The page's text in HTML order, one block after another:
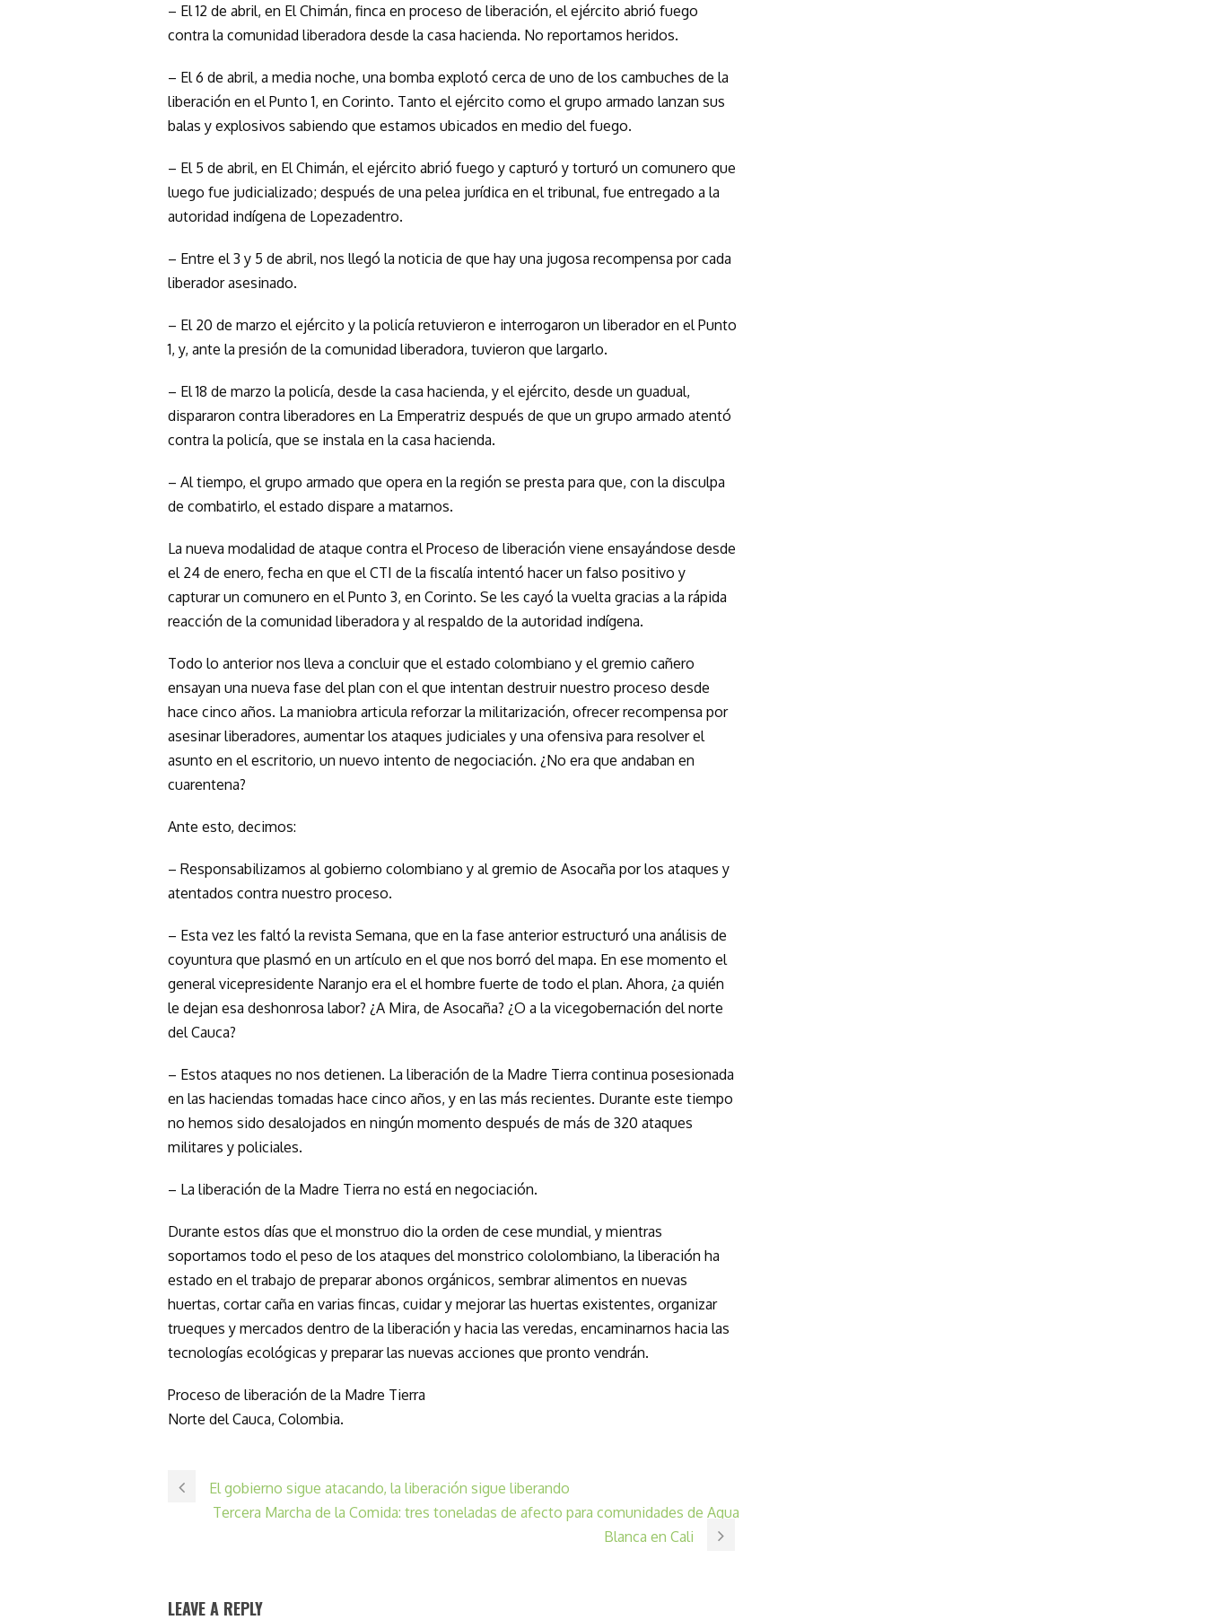
– El 12 de abril, en El Chimán, finca en proceso de liberación, el ejército abrió fuego
contra la comunidad liberadora desde la casa hacienda. No reportamos heridos.
– El 6 de abril, a media noche, una bomba explotó cerca de uno de los cambuches de la
liberación en el Punto 1, en Corinto. Tanto el ejército como el grupo armado lanzan sus
balas y explosivos sabiendo que estamos ubicados en medio del fuego.
– El 5 de abril, en El Chimán, el ejército abrió fuego y capturó y torturó un comunero que
luego fue judicializado; después de una pelea jurídica en el tribunal, fue entregado a la
autoridad indígena de Lopezadentro.
– Entre el 3 y 5 de abril, nos llegó la noticia de que hay una jugosa recompensa por cada
liberador asesinado.
– El 20 de marzo el ejército y la policía retuvieron e interrogaron un liberador en el Punto
1, y, ante la presión de la comunidad liberadora, tuvieron que largarlo.
– El 18 de marzo la policía, desde la casa hacienda, y el ejército, desde un guadual,
dispararon contra liberadores en La Emperatriz después de que un grupo armado atentó
contra la policía, que se instala en la casa hacienda.
– Al tiempo, el grupo armado que opera en la región se presta para que, con la disculpa
de combatirlo, el estado dispare a matarnos.
La nueva modalidad de ataque contra el Proceso de liberación viene ensayándose desde
el 24 de enero, fecha en que el CTI de la fiscalía intentó hacer un falso positivo y
capturar un comunero en el Punto 3, en Corinto. Se les cayó la vuelta gracias a la rápida
reacción de la comunidad liberadora y al respaldo de la autoridad indígena.
Todo lo anterior nos lleva a concluir que el estado colombiano y el gremio cañero
ensayan una nueva fase del plan con el que intentan destruir nuestro proceso desde
hace cinco años. La maniobra articula reforzar la militarización, ofrecer recompensa por
asesinar liberadores, aumentar los ataques judiciales y una ofensiva para resolver el
asunto en el escritorio, un nuevo intento de negociación. ¿No era que andaban en
cuarentena?
Ante esto, decimos:
– Responsabilizamos al gobierno colombiano y al gremio de Asocaña por los ataques y
atentados contra nuestro proceso.
– Esta vez les faltó la revista Semana, que en la fase anterior estructuró una análisis de
coyuntura que plasmó en un artículo en el que nos borró del mapa. En ese momento el
general vicepresidente Naranjo era el el hombre fuerte de todo el plan. Ahora, ¿a quién
le dejan esa deshonrosa labor? ¿A Mira, de Asocaña? ¿O a la vicegobernación del norte
del Cauca?
– Estos ataques no nos detienen. La liberación de la Madre Tierra continua posesionada
en las haciendas tomadas hace cinco años, y en las más recientes. Durante este tiempo
no hemos sido desalojados en ningún momento después de más de 320 ataques
militares y policiales.
– La liberación de la Madre Tierra no está en negociación.
Durante estos días que el monstruo dio la orden de cese mundial, y mientras
soportamos todo el peso de los ataques del monstrico cololombiano, la liberación ha
estado en el trabajo de preparar abonos orgánicos, sembrar alimentos en nuevas
huertas, cortar caña en varias fincas, cuidar y mejorar las huertas existentes, organizar
trueques y mercados dentro de la liberación y hacia las veredas, encaminarnos hacia las
tecnologías ecológicas y preparar las nuevas acciones que pronto vendrán.
Proceso de liberación de la Madre Tierra
Norte del Cauca, Colombia.
El gobierno sigue atacando, la liberación sigue liberando
Tercera Marcha de la Comida: tres toneladas de afecto para comunidades de Agua
Blanca en Cali
LEAVE A REPLY